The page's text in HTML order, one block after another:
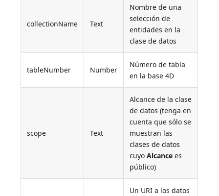
collectionName Text
Nombre de una
selección de
entidades en la
clase de datos
tableNumber Number
Número de tabla
en la base 4D
scope Text
Alcance de la clase
de datos (tenga en
cuenta que sólo se
muestran las
clases de datos
cuyoAlcance es
público)
Un URI a los datos